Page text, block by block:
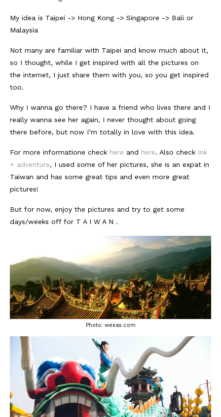
My idea is Taipei -> Hong Kong -> Singapore -> Bali or
Malaysia
Not many are familiar with Taipei and know much about it,
so I thought, while I get inspired with all the pictures on
the internet, I just share them with you, so you get inspired
too.
Why I wanna go there? I have a friend who lives there and I
really wanna see her again, I never thought about going
there before, but now I’m totally in love with this idea.
For more informatione check here and here. Also check Ink
+ adventure, I used some of her pictures, she is an expat in
Taiwan and has some great tips and even more great
pictures!
But for now, enjoy the pictures and try to get some
days/weeks off for T A I W A N .
Photo: wexas.com